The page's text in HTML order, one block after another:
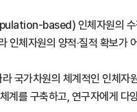
based) 인체자원의
체자원의 양적·질적 확보가
국가차원의 체계적인 인체
를 구축하고, 연구자에게 다